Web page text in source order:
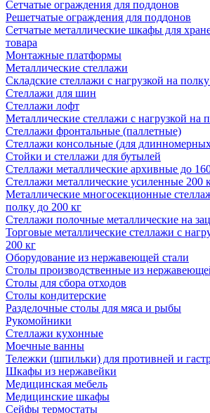
Сетчатые ограждения для поддонов
Решетчатые ограждения для поддонов
Сетчатые металлические шкафы для
товара
Монтажные платформы
Металлические стеллажи
Складские стеллажи с нагрузкой на
Стеллажи для шин
Стеллажи лофт
Металлические стеллажи с нагрузкой на
Стеллажи фронтальные (паллетные)
Стеллажи консольные (для
Стойки и стеллажи для бутылей
Стеллажи металлические архивные до
Стеллажи металлические усиленные 200
Металлические многосекционные
полку до 200 кг
Стеллажи полочные металлические на
Торговые металлические стеллажи с
200 кг
Оборудование из нержавеющей стали
Столы производственные из
Столы для сбора отходов
Столы кондитерские
Разделочные столы для мяса и рыбы
Рукомойники
Стеллажи кухонные
Моечные ванны
Тележки (шпильки) для противней и
Шкафы из нержавейки
Медицинская мебель
Медицинские шкафы
Сейфы термостаты